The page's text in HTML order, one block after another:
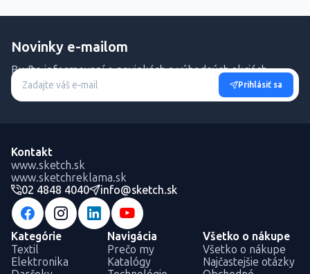
Novinky e-mailom
Buďte informovaní o novinkách a výhodných akciách.
Prihlásiť sa
Kontakt
www.sketch.sk
www.sketchreklama.sk
02 4848 4040
info@sketch.sk
Kategórie
Textil
Elektronika
Navigácia
Prečo my
Katalógy
Všetko o nákupe
Všetko o nákupe
Najčastejšie otázky